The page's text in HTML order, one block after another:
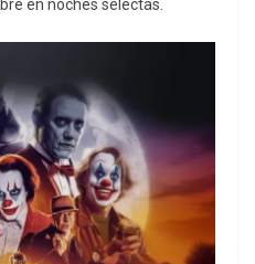
en noches selectas.